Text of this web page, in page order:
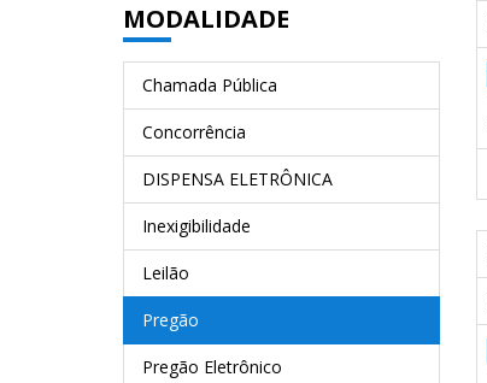
MODALIDADE
Chamada Pública
Concorrência
DISPENSA ELETRÔNICA
Inexigibilidade
Leilão
Pregão
Pregão Eletrônico